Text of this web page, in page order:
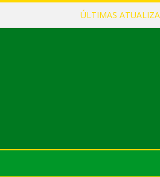
ÚLTIMAS